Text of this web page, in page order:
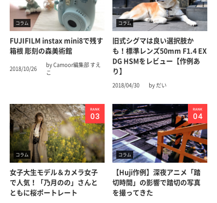
コラム
FUJIFILM instax mini8で残す
箱根 彫刻の森美術館
2018/10/26
by Camoor編集部 すえ
こ
コラム
旧式シグマは良い選択肢か
も！標準レンズ50mm F1.4 EX
DG HSMをレビュー【作例あ
り】
2018/04/30 by だい
コラム
女子大生モデル＆カメラ女子
で人気！「乃月のの」さんと
ともに桜ポートレート
コラム
【Huji作例】深夜アニメ「踏
切時間」の影響で踏切の写真
を撮ってきた